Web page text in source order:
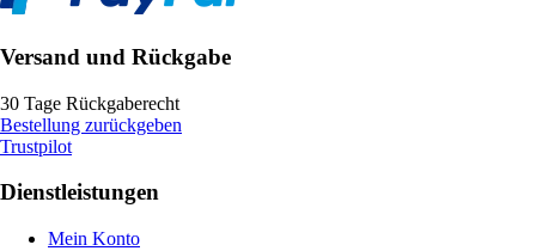
Versand und Rückgabe
30 Tage Rückgaberecht
Bestellung zurückgeben
Trustpilot
Dienstleistungen
Mein Konto